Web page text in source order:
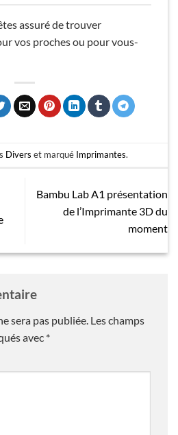
assuré de trouver
vos proches ou pour vous-
Divers et marqué Imprimantes.
Bambu Lab A1 présentation
de l’Imprimante 3D du
moment
sera pas publiée. Les champs
avec *